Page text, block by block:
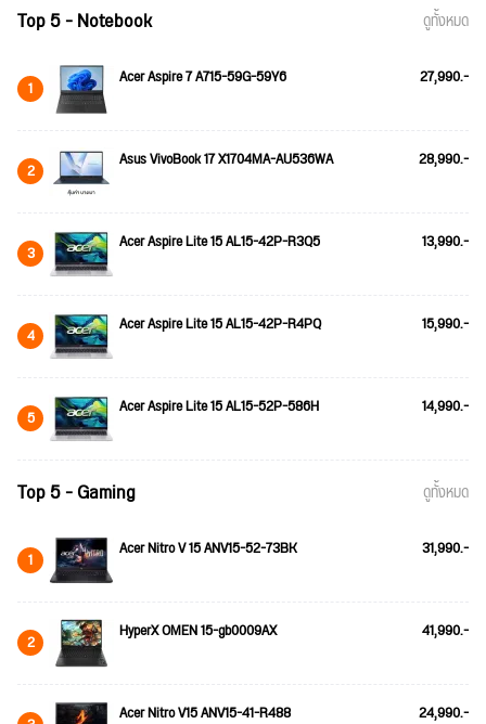
Top 5 - Notebook ดูทั้งหมด
1 Acer Aspire 7 A715-59G-59Y6 27,990.-
2 Asus VivoBook 17 X1704MA-AU536WA 28,990.-
3 Acer Aspire Lite 15 AL15-42P-R3Q5 13,990.-
4 Acer Aspire Lite 15 AL15-42P-R4PQ 15,990.-
5 Acer Aspire Lite 15 AL15-52P-586H 14,990.-
Top 5 - Gaming ดูทั้งหมด
1 Acer Nitro V 15 ANV15-52-73BK 31,990.-
2 HyperX OMEN 15-gb0009AX 41,990.-
Acer Nitro V15 ANV15-41-R488 24,990.-